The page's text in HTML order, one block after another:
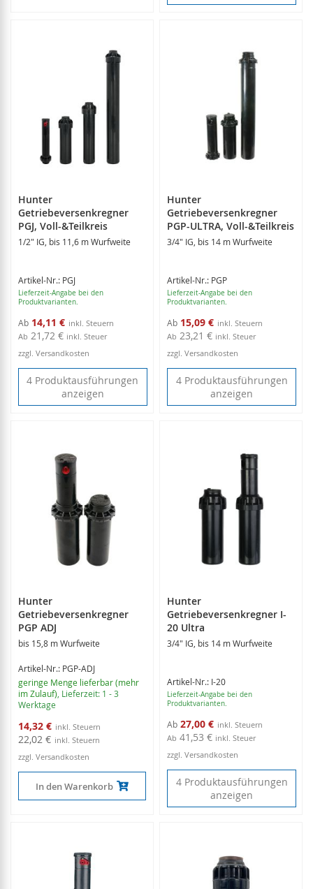
Hunter
Getriebeversenkregner
PGJ, Voll-&Teilkreis
1/2" IG, bis 11,6 m Wurfweite
Artikel-Nr.: PGJ
Lieferzeit-Angabe bei den
Produktvarianten.
Ab 14,11 €
Ab 21,72 € inkl. Steuer
zzgl. Versandkosten
4 Produktausführungen
anzeigen
Hunter
Getriebeversenkregner
PGP-ULTRA, Voll-&Teilkreis
3/4" IG, bis 14 m Wurfweite
Artikel-Nr.: PGP
Lieferzeit-Angabe bei den
Produktvarianten.
Ab 15,09 €
Ab 23,21 € inkl. Steuer
zzgl. Versandkosten
4 Produktausführungen
anzeigen
Hunter
Getriebeversenkregner
PGP ADJ
bis 15,8 m Wurfweite
Artikel-Nr.: PGP-ADJ
geringe Menge lieferbar (mehr
im Zulauf) , Lieferzeit: 1 - 3
Werktage
Sonderangebot
14,32 €
22,02 €
zzgl. Versandkosten
In den Warenkorb
Hunter
Getriebeversenkregner I-
20 Ultra
3/4" IG, bis 14 m Wurfweite
Artikel-Nr.: I-20
Lieferzeit-Angabe bei den
Produktvarianten.
Ab 27,00 €
Ab 41,53 € inkl. Steuer
zzgl. Versandkosten
4 Produktausführungen
anzeigen